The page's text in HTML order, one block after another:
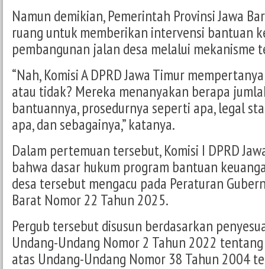
Namun demikian, Pemerintah Provinsi Jawa
ruang untuk memberikan intervensi bantuan
pembangunan jalan desa melalui mekanisme
“Nah, Komisi A DPRD Jawa Timur
atau tidak? Mereka menanyakan berapa
bantuannya, prosedurnya seperti apa, legal
apa, dan sebagainya,” katanya.
Dalam pertemuan tersebut, Komisi I DPRD
bahwa dasar hukum program bantuan
desa tersebut mengacu pada Peraturan
Barat Nomor 22 Tahun 2025.
Pergub tersebut disusun berdasarkan
Undang-Undang Nomor 2 Tahun 2022
atas Undang-Undang Nomor 38 Tahun 2004